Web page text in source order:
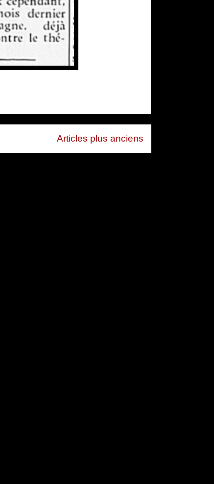
Articles plus anciens